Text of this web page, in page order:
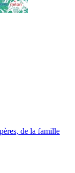
de la famille